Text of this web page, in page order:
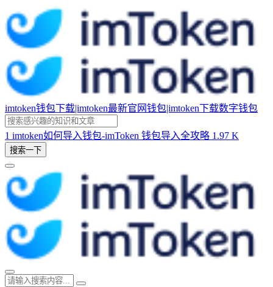
imtoken钱包下载|imtoken最新官网钱包|imtoken下载数字钱包
1 imtoken如何导入钱包-imToken 钱包导入全攻略 1.97 K
搜索一下